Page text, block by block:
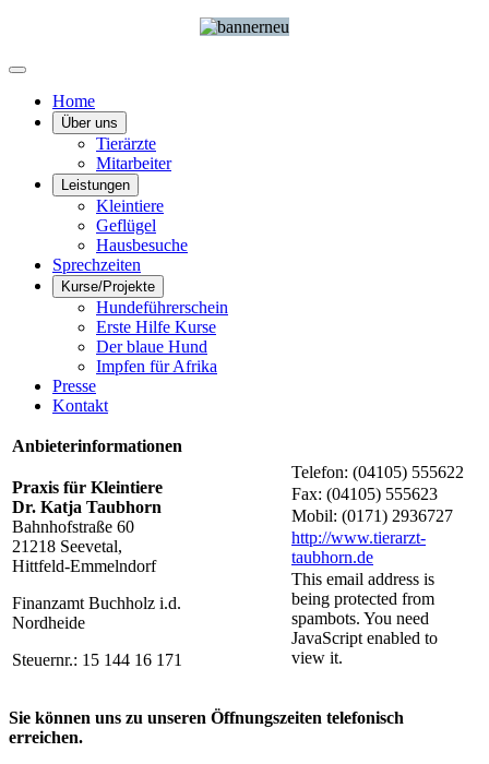
Home
Über uns
Tierärzte
Mitarbeiter
Leistungen
Kleintiere
Geflügel
Hausbesuche
Sprechzeiten
Kurse/Projekte
Hundeführerschein
Erste Hilfe Kurse
Der blaue Hund
Impfen für Afrika
Presse
Kontakt
Anbieterinformationen
Praxis für Kleintiere
Dr. Katja Taubhorn
Bahnhofstraße 60
21218 Seevetal,
Hittfeld-Emmelndorf
Finanzamt Buchholz i.d.
Nordheide
Steuernr.: 15 144 16 171
Telefon: (04105) 555622
Fax: (04105) 555623
Mobil: (0171) 2936727
http://www.tierarzt-
taubhorn.de
This email address is
being protected from
spambots. You need
JavaScript enabled to
view it.
Sie können uns zu unseren Öffnungszeiten telefonisch
erreichen.